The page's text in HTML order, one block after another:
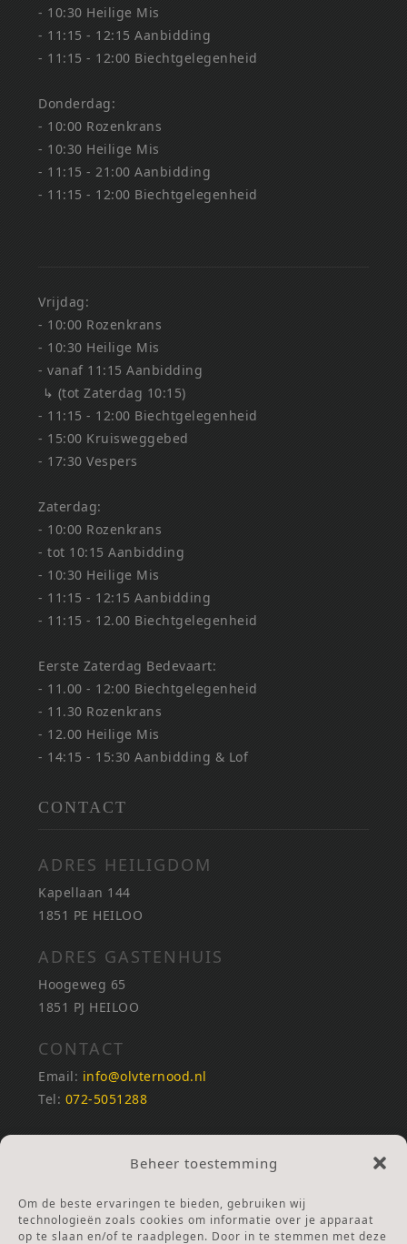
Beheer toestemming
Om de beste ervaringen te bieden, gebruiken wij
technologieën zoals cookies om informatie over je apparaat
op te slaan en/of te raadplegen. Door in te stemmen met deze
- 10:30 Heilige Mis
- 11:15 - 12:15 Aanbidding
- 11:15 - 12:00 Biechtgelegenheid
Donderdag:
- 10:00 Rozenkrans
- 10:30 Heilige Mis
- 11:15 - 21:00 Aanbidding
- 11:15 - 12:00 Biechtgelegenheid
Vrijdag:
- 10:00 Rozenkrans
- 10:30 Heilige Mis
- vanaf 11:15 Aanbidding
↳ (tot Zaterdag 10:15)
- 11:15 - 12:00 Biechtgelegenheid
- 15:00 Kruisweggebed
- 17:30 Vespers
Zaterdag:
- 10:00 Rozenkrans
- tot 10:15 Aanbidding
- 10:30 Heilige Mis
- 11:15 - 12:15 Aanbidding
- 11:15 - 12.00 Biechtgelegenheid
Eerste Zaterdag Bedevaart:
- 11.00 - 12:00 Biechtgelegenheid
- 11.30 Rozenkrans
- 12.00 Heilige Mis
- 14:15 - 15:30 Aanbidding & Lof
CONTACT
ADRES HEILIGDOM
Kapellaan 144
1851 PE HEILOO
ADRES GASTENHUIS
Hoogeweg 65
1851 PJ HEILOO
CONTACT
Email: info@olvternood.nl
Tel: 072-5051288
REKENINGNUMMERS
NL25INGB0000672168
Ga naar Doneren